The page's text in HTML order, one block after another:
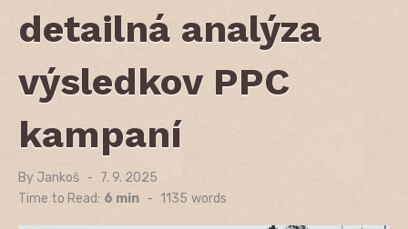
detailná analýza
výsledkov PPC
kampaní
By Jankoš
Posted
on
7. 9. 2025
Time to Read: 6 min - 1135 words